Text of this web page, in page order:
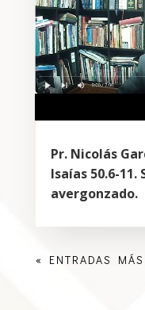
Pr. Nicolás
Isaías 50.6-11.
avergonzado.
« ENTRADAS